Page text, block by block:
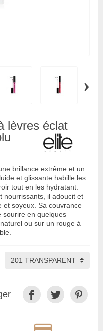
›
lèvres éclat
brillance extrême et un
et glissante habille les
tout en les hydratant.
nourrissants, il adoucit et
et soyeux. Sa couvrance
sourire en quelques
ou sur un rouge à